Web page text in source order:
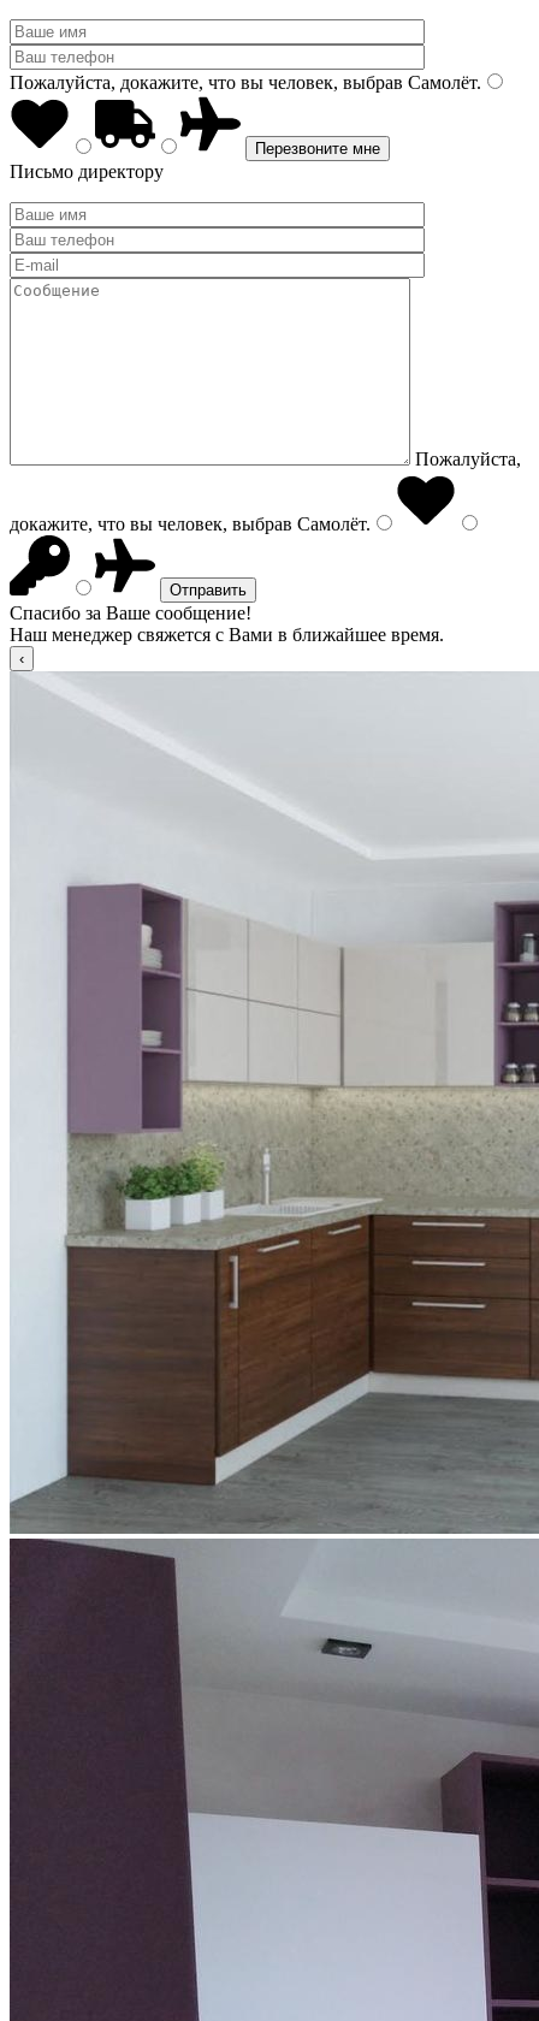
Пожалуйста, докажите, что вы человек, выбрав Самолёт.
Письмо директору
Пожалуйста,
докажите, что вы человек, выбрав Самолёт.
Спасибо за Ваше сообщение!
Наш менеджер свяжется с Вами в ближайшее время.